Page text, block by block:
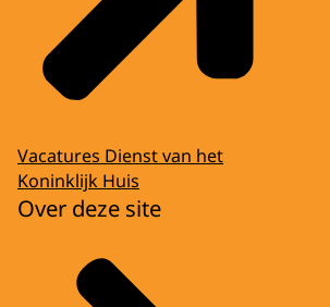
Vacatures Dienst van het
Koninklijk Huis
Over deze site